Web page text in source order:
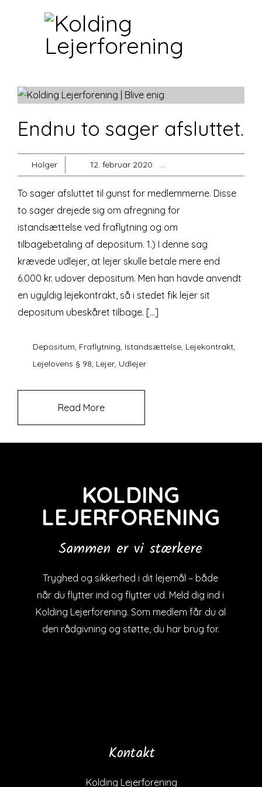
Endnu to sager afsluttet.
Holger 12. februar 2020
To sager afsluttet til gunst for medlemmerne. Disse
to sager drejede sig om afregning for
istandsættelse ved fraflytning og om
tilbagebetaling af depositum. 1.) I denne sag
krævede udlejer, at lejer skulle betale mere end
6.000 kr. udover depositum. Men han havde anvendt
en ugyldig lejekontrakt, så i stedet fik lejer sit
depositum ubeskåret tilbage. […]
Depositum, Fraflytning, Istandsættelse, Lejekontrakt,
Lejelovens § 98, Lejer, Udlejer
Read More
KOLDING
LEJERFORENING
Sammen er vi stærkere
Tryghed og sikkerhed i dit lejemål – både
når du flytter ind og flytter ud. Meld dig ind i
Kolding Lejerforening. Som medlem får du al
den rådgivning og støtte, du har brug for.
Kontakt
Kolding Lejerforening
Regler og paragrafer
Kontakt